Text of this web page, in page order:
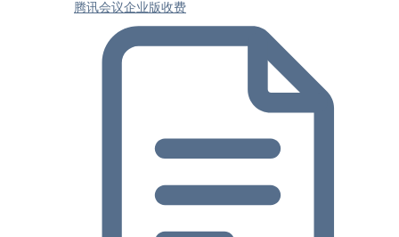
腾讯会议企业版收费